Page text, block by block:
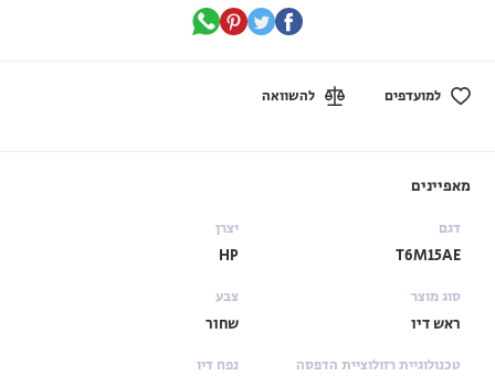
למועדפים להשוואה
מאפיינים
דגם
T6M15AE
יצרן
HP
סוג מוצר
ראש דיו
צבע
שחור
טכנולוגיית רזולוציית הדפסה נפח דיו